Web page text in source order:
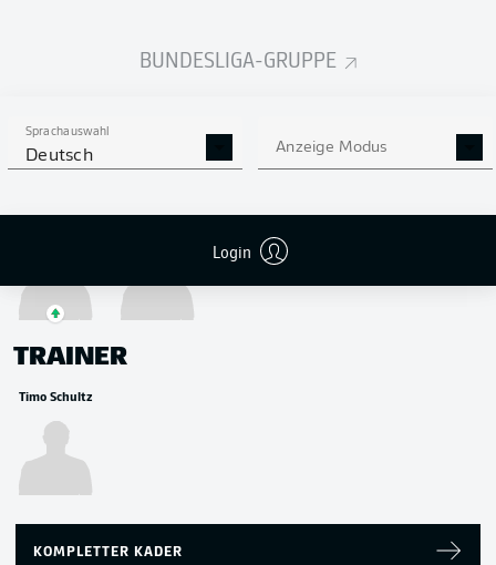
BUNDESLIGA-GRUPPE
Sprachauswahl
Deutsch Anzeige Modus
Login
ANGRIFF
Sargis Adamyan Florian Dietz
TRAINER
Timo Schultz
KOMPLETTER KADER